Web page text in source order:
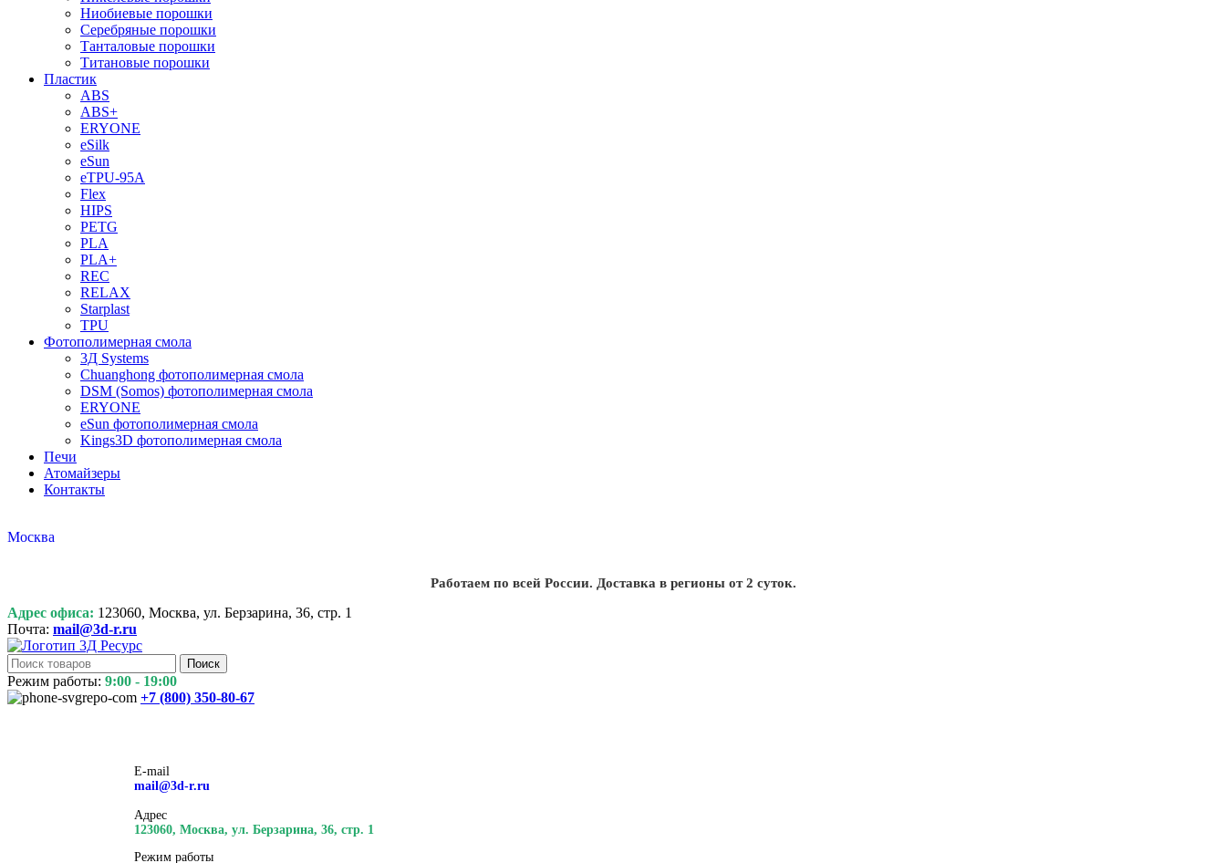
Ниобиевые порошки
Серебряные порошки
Танталовые порошки
Титановые порошки
Пластик
ABS
ABS+
ERYONE
eSilk
eSun
eTPU-95A
Flex
HIPS
PETG
PLA
PLA+
REC
RELAX
Starplast
TPU
Фотополимерная смола
3Д Systems
Chuanghong фотополимерная смола
DSM (Somos) фотополимерная смола
ERYONE
eSun фотополимерная смола
Kings3D фотополимерная смола
Печи
Атомайзеры
Контакты
Москва
Работаем по всей России. Доставка в регионы от 2 суток.
Адрес офиса: 123060, Москва, ул. Берзарина, 36, стр. 1
Почта: mail@3d-r.ru
Поиск
Режим работы: 9:00 - 19:00
+7 (800) 350-80-67
E-mail
mail@3d-r.ru
Адрес
123060, Москва, ул. Берзарина, 36, стр. 1
Режим работы